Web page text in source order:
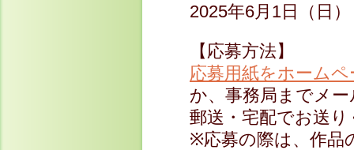
2025年6月1日（日
【応募方法】
応募用紙をホーム
か、事務局までメ
郵送・宅配でお送
※応募の際は、作品